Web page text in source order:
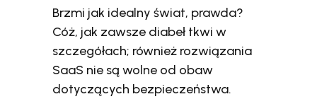
Brzmi jak idealny świat, prawda?
Cóż, jak zawsze diabeł tkwi w
szczegółach; również rozwiązania
SaaS nie są wolne od obaw
dotyczących bezpieczeństwa.